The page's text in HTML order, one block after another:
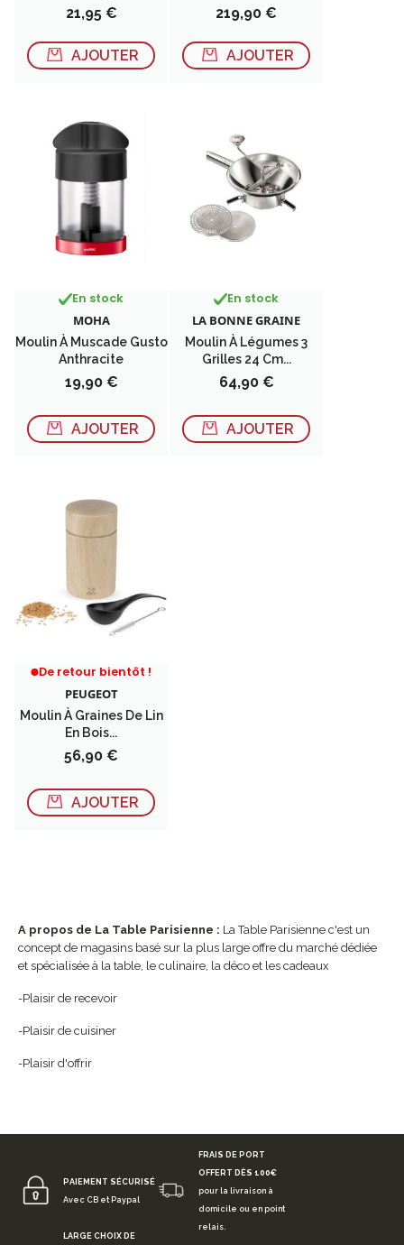
Prix
21,95 €
AJOUTER
Prix
219,90 €
AJOUTER
En stock
MOHA
Moulin À Muscade Gusto
Anthracite
Prix
19,90 €
AJOUTER
En stock
LA BONNE GRAINE
Moulin À Légumes 3
Grilles 24 Cm...
Prix
64,90 €
AJOUTER
De retour bientôt !
PEUGEOT
Moulin À Graines De Lin
En Bois...
Prix
56,90 €
AJOUTER
RUPTURE DE STOCK
A propos de La Table Parisienne : La Table Parisienne c'est un
concept de magasins basé sur la plus large offre du marché dédiée
et spécialisée à la table, le culinaire, la déco et les cadeaux
-Plaisir de recevoir
-Plaisir de cuisiner
-Plaisir d'offrir
PAIEMENT SÉCURISÉ
Avec CB et Paypal
FRAIS DE PORT
OFFERT DÈS 100€
pour la livraison à
domicile ou en point
relais.
LARGE CHOIX DE